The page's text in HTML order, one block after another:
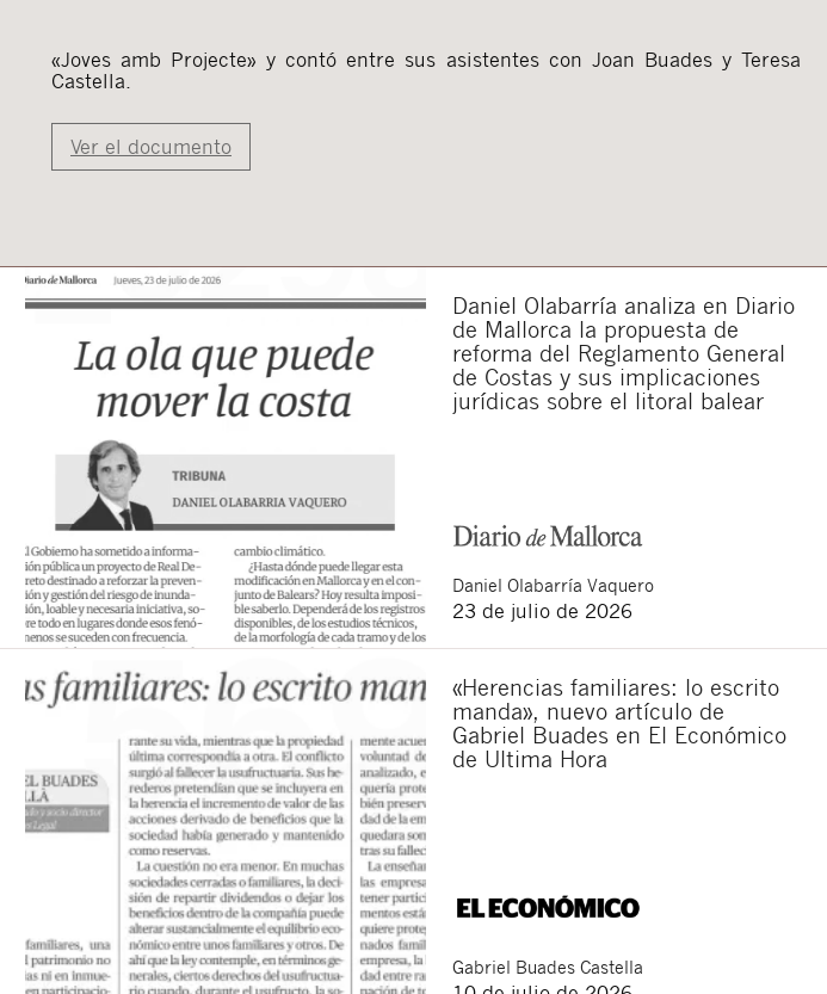
Castella.
Ver el documento
Daniel Olabarría analiza en Diario
de Mallorca la propuesta de
reforma del Reglamento General
de Costas y sus implicaciones
jurídicas sobre el litoral balear
Daniel Olabarría Vaquero
23 de julio de 2026
«Herencias familiares: lo escrito
manda», nuevo artículo de
Gabriel Buades en El Económico
de Ultima Hora
Gabriel Buades Castella